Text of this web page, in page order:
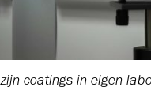
coatings in eigen